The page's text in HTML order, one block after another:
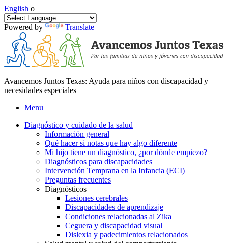
English o
Powered by Translate
Avancemos Juntos Texas: Ayuda para niños con discapacidad y
necesidades especiales
Menu
Diagnóstico y cuidado de la salud
Información general
Qué hacer si notas que hay algo diferente
Mi hijo tiene un diagnóstico, ¿por dónde empiezo?
Diagnósticos para discapacidades
Intervención Temprana en la Infancia (ECI)
Preguntas frecuentes
Diagnósticos
Lesiones cerebrales
Discapacidades de aprendizaje
Condiciones relacionadas al Zika
Ceguera y discapacidad visual
Dislexia y padecimientos relacionados